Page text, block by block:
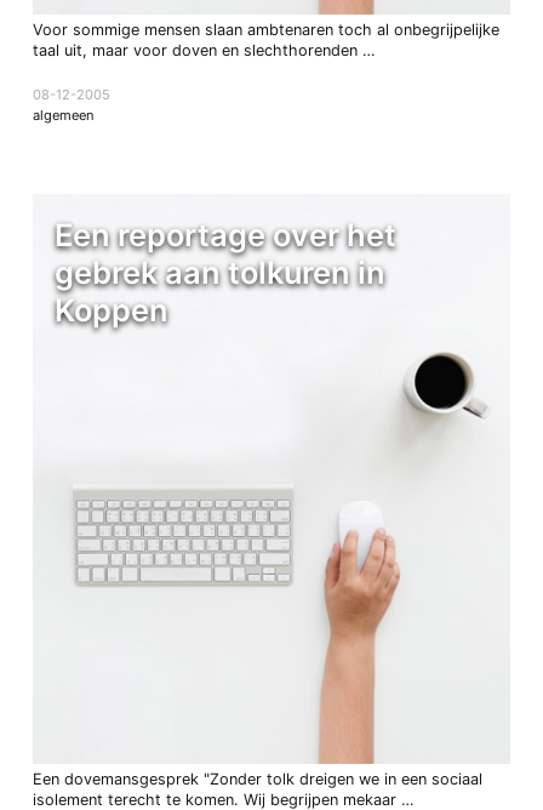
Voor sommige mensen slaan ambtenaren toch al onbegrijpelijke
taal uit, maar voor doven en slechthorenden …
08-12-2005
algemeen
Een reportage over het
gebrek aan tolkuren in
Koppen
Een dovemansgesprek "Zonder tolk dreigen we in een sociaal
isolement terecht te komen. Wij begrijpen mekaar …